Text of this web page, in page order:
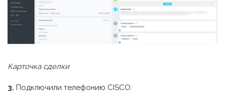
Карточка сделки
3. Подключили телефонию CISCO: